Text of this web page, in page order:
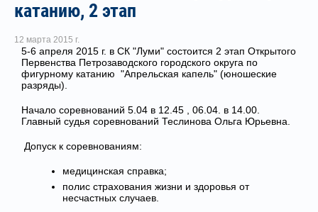
катанию, 2 этап
12 марта 2015 г.
5-6 апреля 2015 г. в СК "Луми" состоится 2 этап Открытого
Первенства Петрозаводского городского округа по
фигурному катанию "Апрельская капель" (юношеские
разряды).
Начало соревнований 5.04 в 12.45 , 06.04. в 14.00.
Главный судья соревнований Теслинова Ольга Юрьевна.
Допуск к соревнованиям:
медицинская справка;
полис страхования жизни и здоровья от
несчастных случаев.